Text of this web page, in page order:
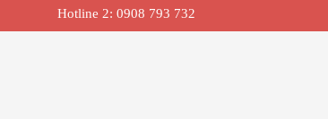
Hotline 2: 0908 793 732